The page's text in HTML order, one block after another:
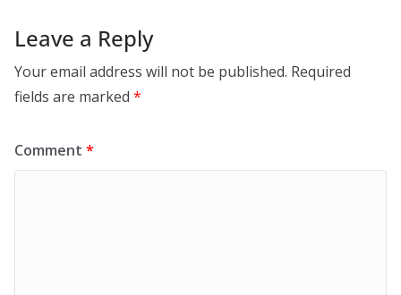
Leave a Reply
Your email address will not be published. Required
fields are marked *
Comment *